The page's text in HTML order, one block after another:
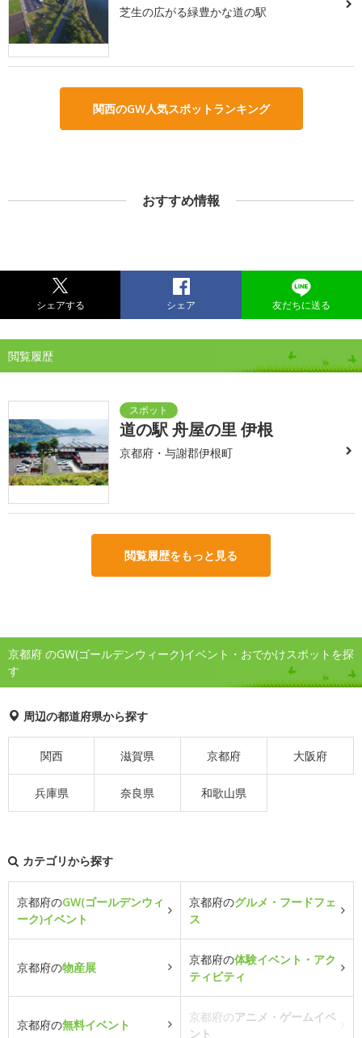
芝生の広がる緑豊かな道の駅
関西のGW人気スポットランキング
おすすめ情報
シェアする シェア 友だちに送る
閲覧履歴
道の駅 舟屋の里 伊根
京都府・与謝郡伊根町
閲覧履歴をもっと見る
京都府 のGW(ゴールデンウィーク)イベント・おでかけスポットを探
す
周辺の都道府県から探す
関西 滋賀県 京都府 大阪府
兵庫県 奈良県 和歌山県
カテゴリから探す
京都府のGW(ゴールデンウィ
ーク)イベント
京都府のグルメ・フードフェ
ス
京都府の物産展
京都府の体験イベント・アク
ティビティ
京都府の無料イベント
京都府のアニメ・ゲームイベ
ント